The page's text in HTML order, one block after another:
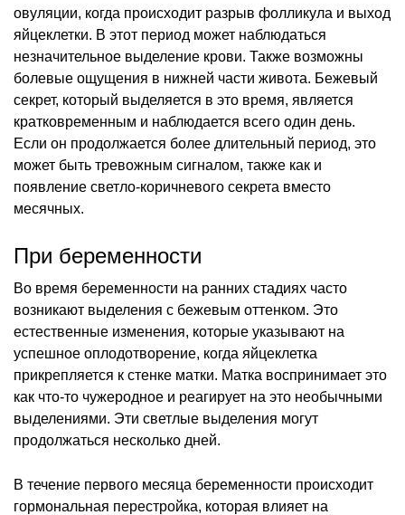
овуляции, когда происходит разрыв фолликула и выход
яйцеклетки. В этот период может наблюдаться
незначительное выделение крови. Также возможны
болевые ощущения в нижней части живота. Бежевый
секрет, который выделяется в это время, является
кратковременным и наблюдается всего один день.
Если он продолжается более длительный период, это
может быть тревожным сигналом, также как и
появление светло-коричневого секрета вместо
месячных.
При беременности
Во время беременности на ранних стадиях часто
возникают выделения с бежевым оттенком. Это
естественные изменения, которые указывают на
успешное оплодотворение, когда яйцеклетка
прикрепляется к стенке матки. Матка воспринимает это
как что-то чужеродное и реагирует на это необычными
выделениями. Эти светлые выделения могут
продолжаться несколько дней.
В течение первого месяца беременности происходит
гормональная перестройка, которая влияет на